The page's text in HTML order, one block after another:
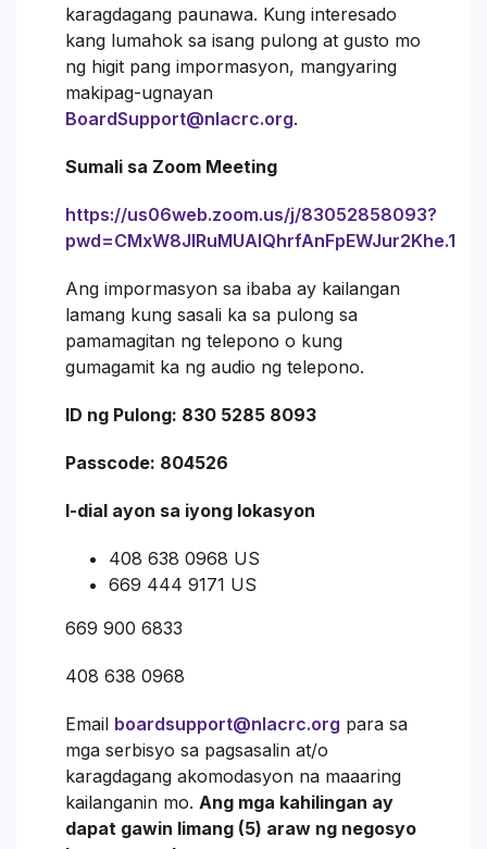
karagdagang paunawa. Kung interesado
kang lumahok sa isang pulong at gusto mo
ng higit pang impormasyon, mangyaring
makipag-ugnayan
BoardSupport@nlacrc.org.
Sumali sa Zoom Meeting
https://us06web.zoom.us/j/83052858093?
pwd=CMxW8JIRuMUAlQhrfAnFpEWJur2Khe.1
Ang impormasyon sa ibaba ay kailangan
lamang kung sasali ka sa pulong sa
pamamagitan ng telepono o kung
gumagamit ka ng audio ng telepono.
ID ng Pulong: 830 5285 8093
Passcode: 804526
I-dial ayon sa iyong lokasyon
408 638 0968 US
669 444 9171 US
669 900 6833
408 638 0968
Email boardsupport@nlacrc.org para sa
mga serbisyo sa pagsasalin at/o
karagdagang akomodasyon na maaaring
kailanganin mo. Ang mga kahilingan ay
dapat gawin limang (5) araw ng negosyo